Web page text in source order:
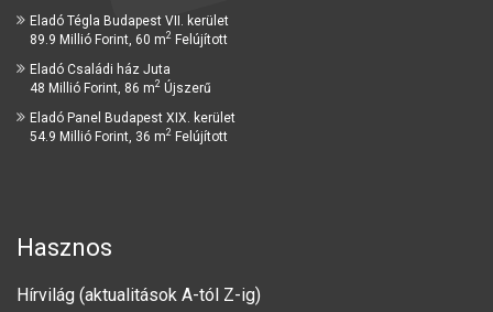
Eladó Tégla Budapest VII. kerület
89.9 Millió Forint, 60 m2 Felújított
Eladó Családi ház Juta
48 Millió Forint, 86 m2 Újszerű
Eladó Panel Budapest XIX. kerület
54.9 Millió Forint, 36 m2 Felújított
Hasznos
Hírvilág (aktualitások A-tól Z-ig)